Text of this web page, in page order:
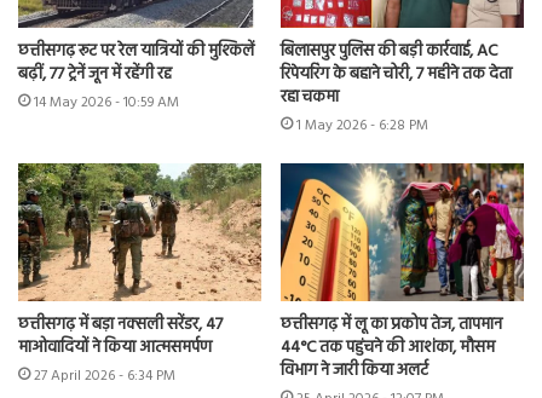
छत्तीसगढ़ रूट पर रेल यात्रियों की मुश्किलें
बढ़ीं, 77 ट्रेनें जून में रहेंगी रद्द
14 May 2026 - 10:59 AM
बिलासपुर पुलिस की बड़ी कार्रवाई, AC
रिपेयरिंग के बहाने चोरी, 7 महीने तक देता
रहा चकमा
1 May 2026 - 6:28 PM
छत्तीसगढ़ में बड़ा नक्सली सरेंडर, 47
माओवादियों ने किया आत्मसमर्पण
27 April 2026 - 6:34 PM
छत्तीसगढ़ में लू का प्रकोप तेज, तापमान
44°C तक पहुंचने की आशंका, मौसम
विभाग ने जारी किया अलर्ट